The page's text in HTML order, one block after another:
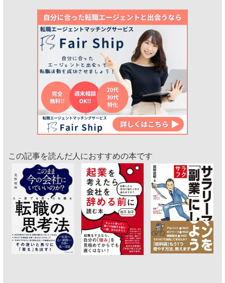
この記事を読んだ人におすすめの本です